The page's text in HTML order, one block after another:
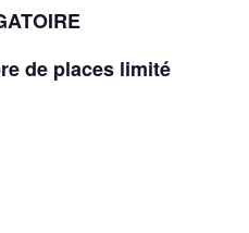
de places limité